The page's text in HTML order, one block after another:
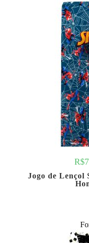
R$
Jogo de Lençol